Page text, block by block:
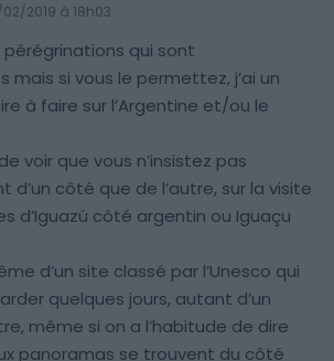
02/2019 à 18h03
pérégrinations qui sont
mais si vous le permettez, j’ai un
à faire sur l’Argentine et/ou le
voir que vous n’insistez pas
d’un côté que de l’autre, sur la visite
d’Iguazú côté argentin ou Iguaçu
d’un site classé par l’Unesco qui
quelques jours, autant d’un
même si on a l’habitude de dire
panoramas se trouvent du côté